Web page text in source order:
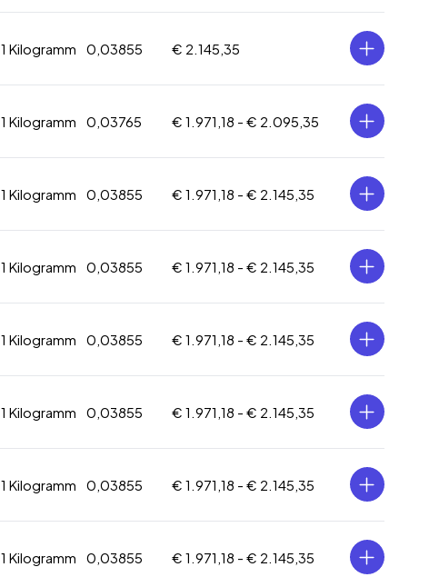
1 Kilogramm 0,03855 € 2.145,35
1 Kilogramm 0,03765 € 1.971,18 - € 2.095,35
1 Kilogramm 0,03855 € 1.971,18 - € 2.145,35
1 Kilogramm 0,03855 € 1.971,18 - € 2.145,35
1 Kilogramm 0,03855 € 1.971,18 - € 2.145,35
1 Kilogramm 0,03855 € 1.971,18 - € 2.145,35
1 Kilogramm 0,03855 € 1.971,18 - € 2.145,35
1 Kilogramm 0,03855 € 1.971,18 - € 2.145,35